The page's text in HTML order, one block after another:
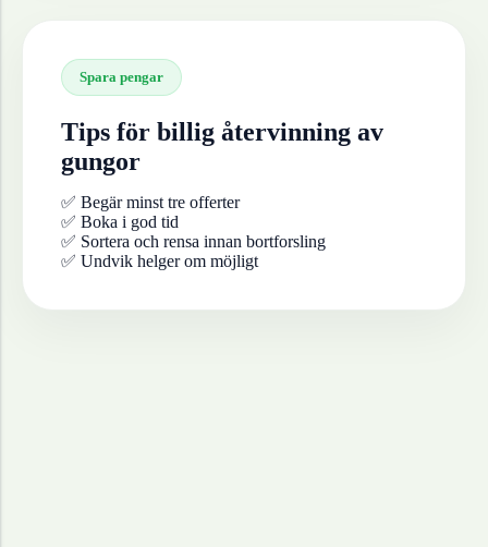
Spara pengar
Tips för billig återvinning av
gungor
✅ Begär minst tre offerter
✅ Boka i god tid
✅ Sortera och rensa innan bortforsling
✅ Undvik helger om möjligt